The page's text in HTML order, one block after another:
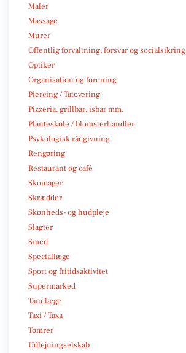
Maler
Massage
Murer
Offentlig forvaltning, forsvar og socialsikring
Optiker
Organisation og forening
Piercing / Tatovering
Pizzeria, grillbar, isbar mm.
Planteskole / blomsterhandler
Psykologisk rådgivning
Rengøring
Restaurant og café
Skomager
Skrædder
Skønheds- og hudpleje
Slagter
Smed
Speciallæge
Sport og fritidsaktivitet
Supermarked
Tandlæge
Taxi / Taxa
Tømrer
Udlejningselskab